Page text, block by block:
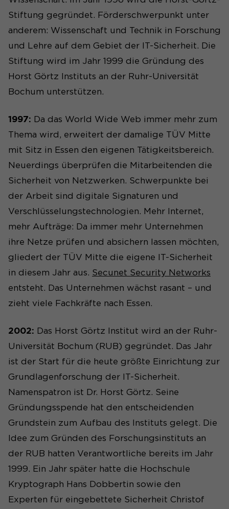
Stiftung gegründet. Förderschwerpunkt unter
anderem: Wissenschaft und Technik in Forschung
und Lehre auf dem Gebiet der IT-Sicherheit. Die
Stiftung wird im Jahr 1999 die Gründung des
Horst Görtz Instituts an der Ruhr-Universität
Bochum unterstützen.
1997: Da das World Wide Web immer mehr zum
Thema wird, erweitert der damalige TÜV Mitte
mit Sitz in Essen den eigenen Tätigkeitsbereich.
Neuerdings überprüfen die Mitarbeitenden die
Sicherheit von Netzwerken. Schwerpunkte bei
der Arbeit sind digitale Signaturen und
Verschlüsselungstechnologien. Mehr Internet,
mehr Aufträge: Da immer mehr Unternehmen
ihre Netze prüfen und absichern lassen möchten,
gliedert der TÜV Mitte die eigene IT-Sicherheit
in diesem Jahr aus. Secunet Security Networks
entsteht. Das Unternehmen wächst rasant – und
zieht viele Fachkräfte nach Essen.
2002: Das Horst Görtz Institut wird an der Ruhr-
Universität Bochum (RUB) gegründet. Das Jahr
ist der Start für die heute größte Einrichtung zur
Grundlagenforschung der IT-Sicherheit.
Namenspatron ist Dr. Horst Görtz. Seine
Gründungsspende hat den entscheidenden
Grundstein zum Aufbau des Instituts gelegt. Die
Idee zum Gründen des Forschungsinstituts an
der RUB hatten Verantwortliche bereits im Jahr
1999. Ein Jahr später hatte die Hochschule
Kryptograph Hans Dobbertin sowie den
Experten für eingebettete Sicherheit Christof